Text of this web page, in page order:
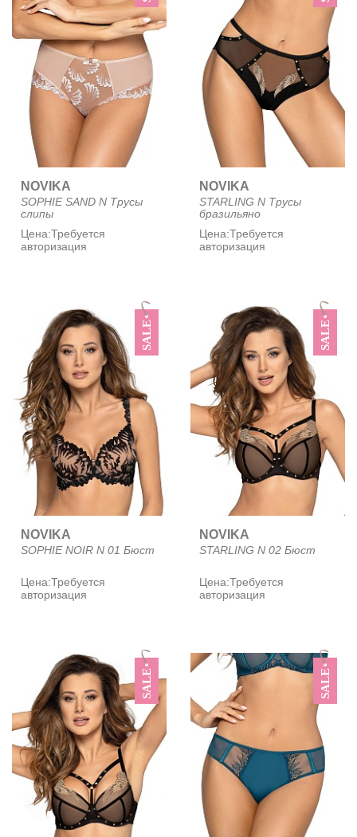
NOVIKA
SOPHIE SAND N Трусы
слипы
Цена:Требуется
авторизация
NOVIKA
STARLING N Трусы
бразильяно
Цена:Требуется
авторизация
SALE
NOVIKA
SOPHIE NOIR N 01 Бюст
Цена:Требуется
авторизация
SALE
NOVIKA
STARLING N 02 Бюст
Цена:Требуется
авторизация
SALE SALE